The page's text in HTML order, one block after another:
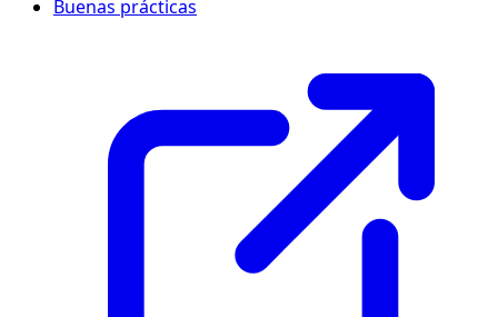
Buenas prácticas